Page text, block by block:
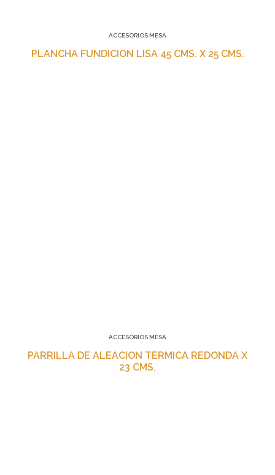
ACCESORIOS MESA
PLANCHA FUNDICION LISA 45 CMS. X 25 CMS.
ACCESORIOS MESA
PARRILLA DE ALEACION TERMICA REDONDA X
23 CMS.